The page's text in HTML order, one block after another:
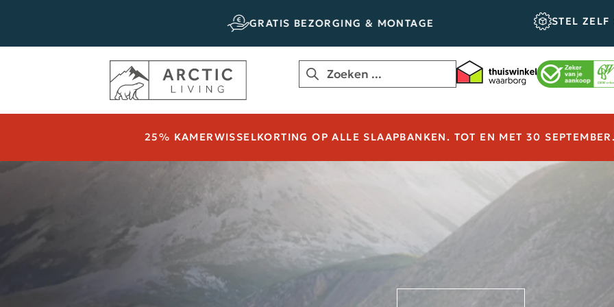
GRATIS BEZORGING & MONTAGE STEL ZELF
25% KAMERWISSELKORTING OP ALLE SLAAPBANKEN. TOT EN MET 30 SEPTEMBER.